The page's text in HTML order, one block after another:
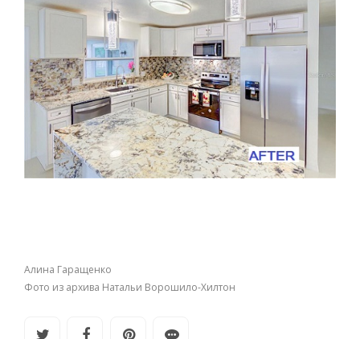
Алина Гаращенко
Фото из архива Натальи Ворошило-Хилтон